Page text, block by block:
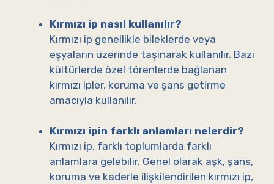
Kırmızı ip nasıl kullanılır?
Kırmızı ip genellikle bileklerde veya
eşyaların üzerinde taşınarak kullanılır. Bazı
kültürlerde özel törenlerde bağlanan
kırmızı ipler, koruma ve şans getirme
amacıyla kullanılır.
Kırmızı ipin farklı anlamları nelerdir?
Kırmızı ip, farklı toplumlarda farklı
anlamlara gelebilir. Genel olarak aşk, şans,
koruma ve kaderle ilişkilendirilen kırmızı ip,